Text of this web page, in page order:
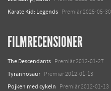
Karate Kid: Legends Premiär 2025-05-30
FILMRECENSIONER
The Descendants Premiär 2012-01-27
Tyrannosaur Premiär 2012-01-13
Pojken med cykeln Premiär 2012-01-13